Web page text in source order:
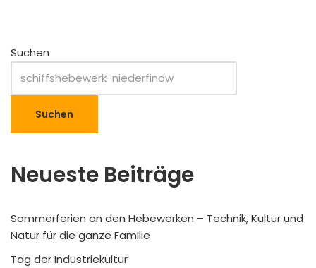
Suchen
Suchen
Neueste Beiträge
Sommerferien an den Hebewerken – Technik, Kultur und
Natur für die ganze Familie
Tag der Industriekultur